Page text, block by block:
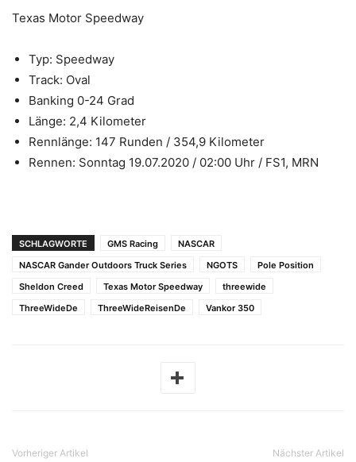
Texas Motor Speedway
Typ: Speedway
Track: Oval
Banking 0-24 Grad
Länge: 2,4 Kilometer
Rennlänge: 147 Runden / 354,9 Kilometer
Rennen: Sonntag 19.07.2020 / 02:00 Uhr / FS1, MRN
SCHLAGWORTE GMS Racing
NASCAR
NASCAR Gander Outdoors Truck Series
NGOTS
Pole Position
Sheldon Creed
Texas Motor Speedway
threewide
ThreeWideDe
ThreeWideReisenDe Vankor 350
Vorheriger Artikel Nächster Artikel